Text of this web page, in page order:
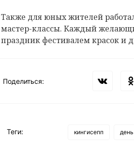
Также для юных жителей
мастер-классы. Каждый
праздник фестивалем красок и
Поделиться:
Теги: кингисепп